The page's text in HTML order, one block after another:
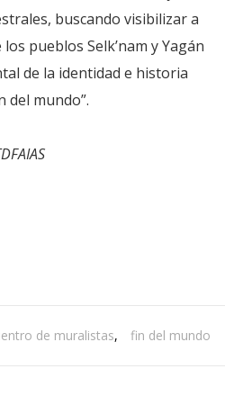
buscando visibilizar a
pueblos Selk’nam y Yagán
de la identidad e historia
del mundo”.
de muralistas, fin del mundo